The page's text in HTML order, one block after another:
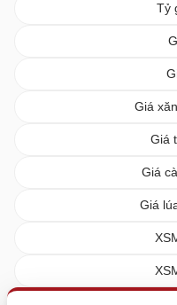
Tỷ
Giá
Giá
Giá
Giá